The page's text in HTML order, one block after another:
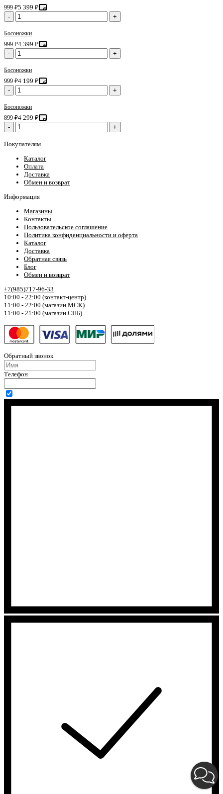
999 ₽5 399 ₽ белый
-
+
Босоножки
999 ₽4 399 ₽ белый
-
+
Босоножки
999 ₽4 199 ₽ белый
-
+
Босоножки
899 ₽4 299 ₽ розовый
-
+
Покупателям
Каталог
Оплата
Доставка
Обмен и возврат
Информация
Магазины
Контакты
Пользовательское соглашение
Политика конфиденциальности и оферта
Каталог
Доставка
Обратная связь
Блог
Обмен и возврат
+7(985)717-96-33
10:00 - 22:00 (контакт-центр)
11:00 - 22:00 (магазин МСК)
11:00 - 21:00 (магазин СПБ)
Обратный звонок
Телефон